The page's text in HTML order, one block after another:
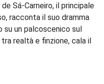
Sá-Carneiro, il principale
racconta il suo dramma
su un palcoscenico sul
realtà e finzione, cala il